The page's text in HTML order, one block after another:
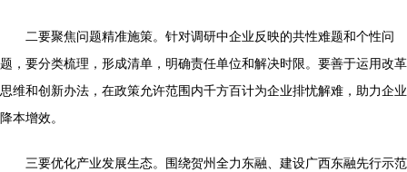
二要聚焦问题精准施策。针对调研中企业反映的共性难题和个性问
题，要分类梳理，形成清单，明确责任单位和解决时限。要善于运用改革
思维和创新办法，在政策允许范围内千方百计为企业排忧解难，助力企业
降本增效。
三要优化产业发展生态。围绕贺州全力东融、建设广西东融先行示范